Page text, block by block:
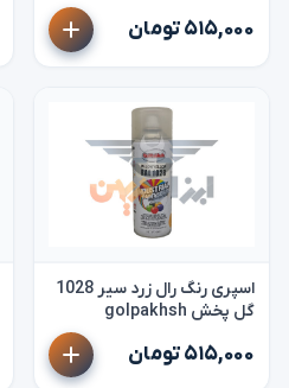
۵۱۵,۰۰۰ تومان
اسپری رنگ رال زرد سیر 1028
گل پخش golpakhsh
۵۱۵,۰۰۰ تومان